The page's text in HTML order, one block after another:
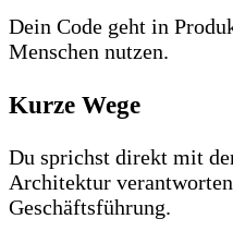
Dein Code geht in
Menschen nutzen.
Kurze Wege
Du sprichst direkt mit
Architektur
Geschäftsführung.